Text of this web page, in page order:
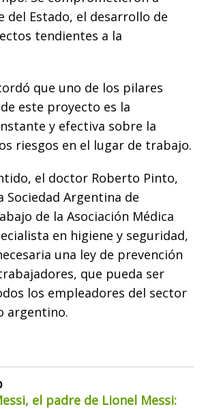
Estado, el desarrollo de
tendientes a la
que uno de los pilares
este proyecto es la
y efectiva sobre la
riesgos en el lugar de trabajo.
el doctor Roberto Pinto,
Sociedad Argentina de
de la Asociación Médica
en higiene y seguridad,
una ley de prevención
que pueda ser
los empleadores del sector
argentino.
el padre de Lionel Messi: